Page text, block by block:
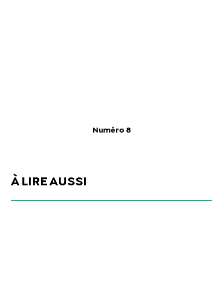
Numéro 8
À LIRE AUSSI